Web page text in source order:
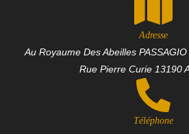
Adresse
Au Royaume Des Abeilles
Rue Pierre Curie 13190
Téléphone